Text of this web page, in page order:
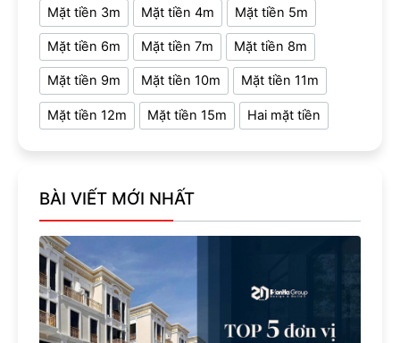
Mặt tiền 3m Mặt tiền 4m Mặt tiền 5m
Mặt tiền 6m Mặt tiền 7m Mặt tiền 8m
Mặt tiền 9m Mặt tiền 10m Mặt tiền 11m
Mặt tiền 12m Mặt tiền 15m Hai mặt tiền
BÀI VIẾT MỚI NHẤT